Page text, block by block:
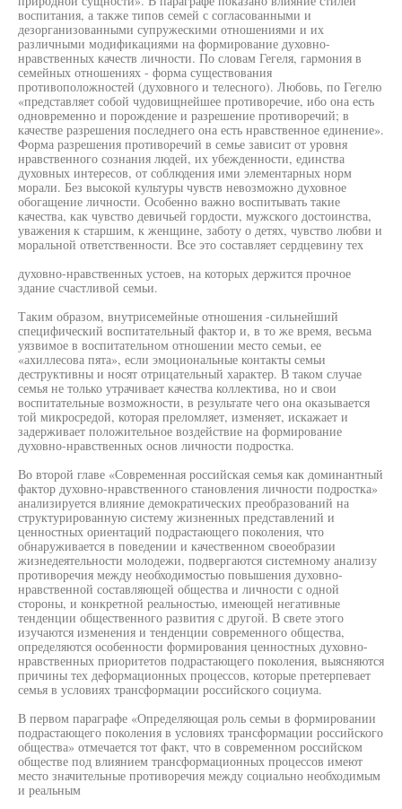
воспитания, а также типов семей с согласованными и
дезорганизованными супружескими отношениями и их
различными модификациями на формирование духовно-
нравственных качеств личности. По словам Гегеля, гармония в
семейных отношениях - форма существования
противоположностей (духовного и телесного). Любовь, по Гегелю
«представляет собой чудовищнейшее противоречие, ибо она есть
одновременно и порождение и разрешение противоречий; в
качестве разрешения последнего она есть нравственное единение».
Форма разрешения противоречий в семье зависит от уровня
нравственного сознания людей, их убежденности, единства
духовных интересов, от соблюдения ими элементарных норм
морали. Без высокой культуры чувств невозможно духовное
обогащение личности. Особенно важно воспитывать такие
качества, как чувство девичьей гордости, мужского достоинства,
уважения к старшим, к женщине, заботу о детях, чувство любви и
моральной ответственности. Все это составляет сердцевину тех
духовно-нравственных устоев, на которых держится прочное
здание счастливой семьи.
Таким образом, внутрисемейные отношения -сильнейший
специфический воспитательный фактор и, в то же время, весьма
уязвимое в воспитательном отношении место семьи, ее
«ахиллесова пята», если эмоциональные контакты семьи
деструктивны и носят отрицательный характер. В таком случае
семья не только утрачивает качества коллектива, но и свои
воспитательные возможности, в результате чего она оказывается
той микросредой, которая преломляет, изменяет, искажает и
задерживает положительное воздействие на формирование
духовно-нравственных основ личности подростка.
Во второй главе «Современная российская семья как доминантный
фактор духовно-нравственного становления личности подростка»
анализируется влияние демократических преобразований на
структурированную систему жизненных представлений и
ценностных ориентаций подрастающего поколения, что
обнаруживается в поведении и качественном своеобразии
жизнедеятельности молодежи, подвергаются системному анализу
противоречия между необходимостью повышения духовно-
нравственной составляющей общества и личности с одной
стороны, и конкретной реальностью, имеющей негативные
тенденции общественного развития с другой. В свете этого
изучаются изменения и тенденции современного общества,
определяются особенности формирования ценностных духовно-
нравственных приоритетов подрастающего поколения, выясняются
причины тех деформационных процессов, которые претерпевает
семья в условиях трансформации российского социума.
В первом параграфе «Определяющая роль семьи в формировании
подрастающего поколения в условиях трансформации российского
общества» отмечается тот факт, что в современном российском
обществе под влиянием трансформационных процессов имеют
место значительные противоречия между социально необходимым
и реальным